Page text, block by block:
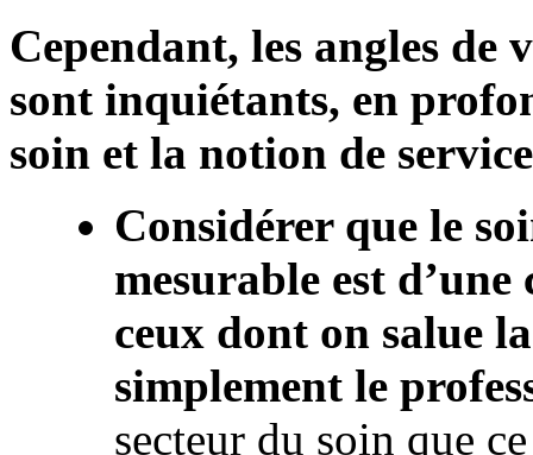
Cependant, les angles
sont inquiétants, en
soin et la notion de
Considérer que le
mesurable est
ceux dont on salue
simplement le
secteur du soin que